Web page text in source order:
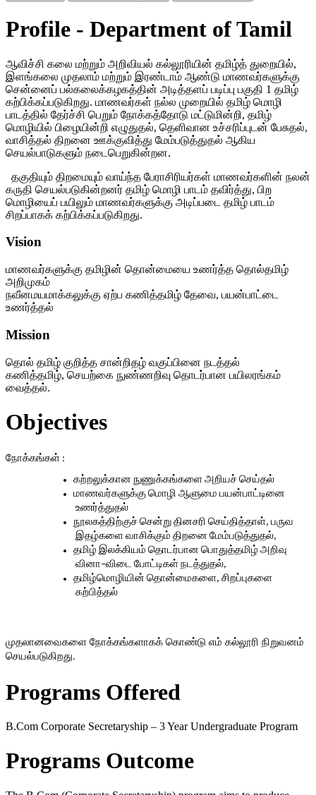
Profile - Department of Tamil
ஆவிச்சி கலை மற்றும் அறிவியல் கல்லூரியின் தமிழ்த் துறையில்,
இளங்கலை முதலாம் மற்றும் இரண்டாம் ஆண்டு மாணவர்களுக்கு
சென்னைப் பல்கலைக்கழகத்தின் அடித்தளப் படிப்பு பகுதி 1 தமிழ்
கற்பிக்கப்படுகிறது. மாணவர்கள் நல்ல முறையில் தமிழ் மொழி
பாடத்தில் தேர்ச்சி பெறும் நோக்கத்தோடு மட்டுமின்றி, தமிழ்
மொழியில் பிழையின்றி எழுதுதல், தெளிவான உச்சரிப்புடன் பேசுதல்,
வாசித்தல் திறனை ஊக்குவித்து மேம்படுத்துதல் ஆகிய
செயல்பாடுகளும் நடைபெறுகின்றன.
தகுதியும் திறமையும் வாய்ந்த பேராசிரியர்கள் மாணவர்களின் நலன்
கருதி செயல்படுகின்றனர் தமிழ் மொழி பாடம் தவிர்த்து, பிற
மொழியைப் பயிலும் மாணவர்களுக்கு அடிப்படை தமிழ் பாடம்
சிறப்பாகக் கற்பிக்கப்படுகிறது.
Vision
மாணவர்களுக்கு தமிழின் தொன்மையை உணர்த்த தொல்தமிழ்
அறிமுகம்
நவீனமயமாக்கலுக்கு ஏற்ப கணித்தமிழ் தேவை, பயன்பாட்டை
உணர்த்தல்
Mission
தொல் தமிழ் குறித்த சான்றிதழ் வகுப்பினை நடத்தல்
கணித்தமிழ், செயற்கை நுண்ணறிவு தொடர்பான பயிலரங்கம்
வைத்தல்.
Objectives
நோக்கங்கள் :
கற்றலுக்கான நுணுக்கங்களைஅறியச்செய்தல்
மாணவர்களுக்குமொழி ஆளுமை பயன்பாட்டினை
உணர்த்துதல்
நூலகத்திற்குச்சென்றுதினசரி செய்தித்தாள், பருவ
இதழ்களைவாசிக்கும் திறனை மேம்படுத்துதல்,
தமிழ் இலக்கியம் தொடர்பான பொதுத்தமிழ் அறிவு
வினா–விடை போட்டிகள்நடத்துதல்,
தமிழ்மொழியின் தொன்மைகளை, சிறப்புகளை
கற்பித்தல்
முதலானவைகளை நோக்கங்களாகக் கொண்டு எம் கல்லூரி நிறுவனம்
செயல்படுகிறது.
Programs Offered
B.Com Corporate Secretaryship – 3 Year Undergraduate Program
Programs Outcome